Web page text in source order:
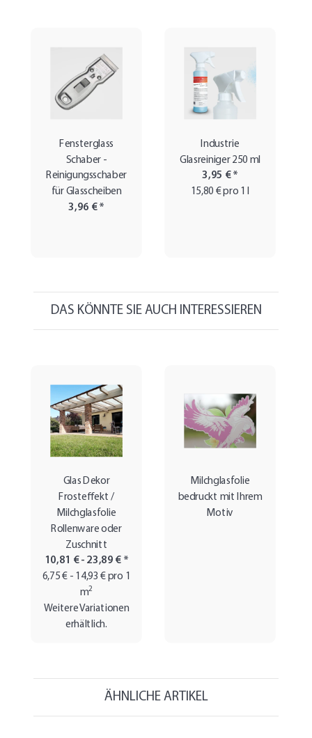
Fensterglass
Schaber -
Reinigungsschaber
für Glasscheiben
Industrie
Glasreiniger 250 ml
3,95 €*
DAS KÖNNTE SIE AUCH INTERESSIEREN
Glas Dekor
Frosteffekt /
Milchglasfolie
Rollenware oder
Zuschnitt
10,81 € -23,89 € *
6,75 € - 14,93 € pro 1
m2
Weitere Variationen
Milchglasfolie
bedruckt mit Ihrem
ÄHNLICHE ARTIKEL